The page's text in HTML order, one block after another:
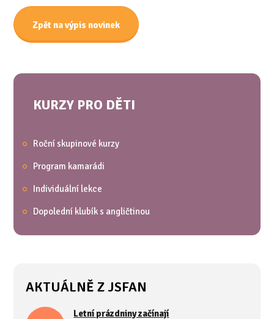
Zpět na výpis novinek
KURZY PRO DĚTI
Roční skupinové kurzy
Program kamarádi
Individuální lekce
Dopolední klubík s angličtinou
AKTUÁLNĚ Z JSFAN
Letní prázdniny začínají